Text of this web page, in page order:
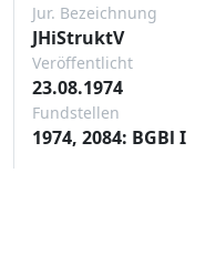
Jur. Bezeichnung
JHiStruktV
Veröffentlicht
23.08.1974
Fundstellen
1974, 2084: BGBl I